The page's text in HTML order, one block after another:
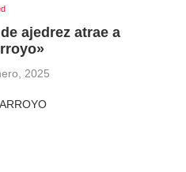
ajedrez atrae a
2025